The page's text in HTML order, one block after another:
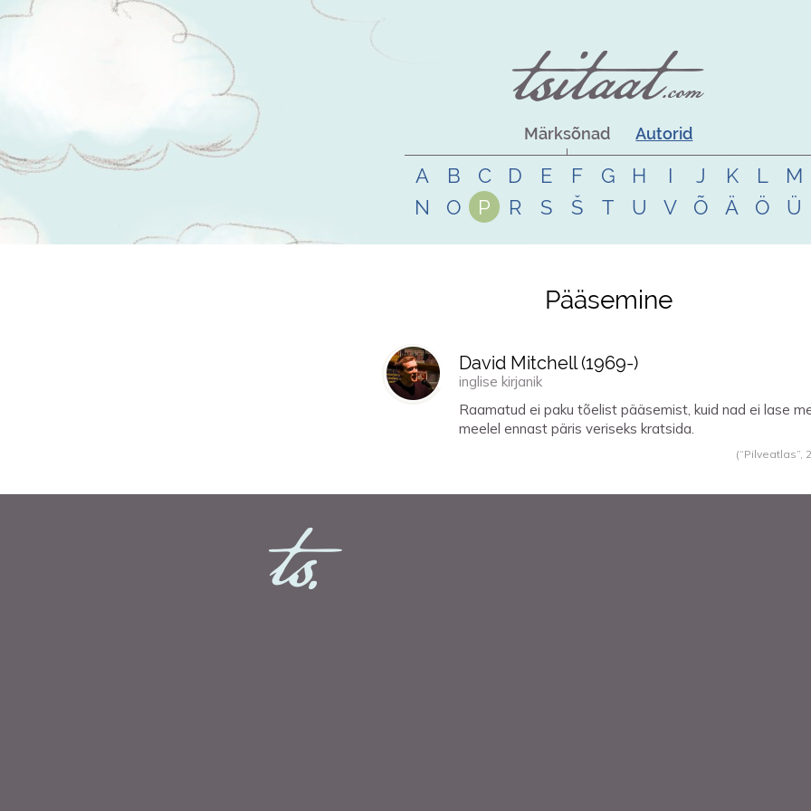
Märksõnad Autorid
A B C D E F G H I J K L
M
N
O P R S Š T U V Õ Ä Ö Ü
Pääsemine
David Mitchell (1969-)
inglise kirjanik
Raamatud ei paku tõelist pääsemist, kuid nad ei lase
meelel ennast päris veriseks kratsida.
(“Pilveatlas”,